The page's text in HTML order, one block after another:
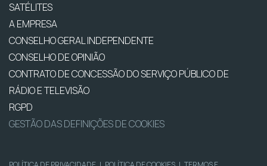
SATÉLITES
A EMPRESA
CONSELHO GERAL INDEPENDENTE
CONSELHO DE OPINIÃO
CONTRATO DE CONCESSÃO DO SERVIÇO PÚBLICO DE
RÁDIO E TELEVISÃO
RGPD
GESTÃO DAS DEFINIÇÕES DE COOKIES